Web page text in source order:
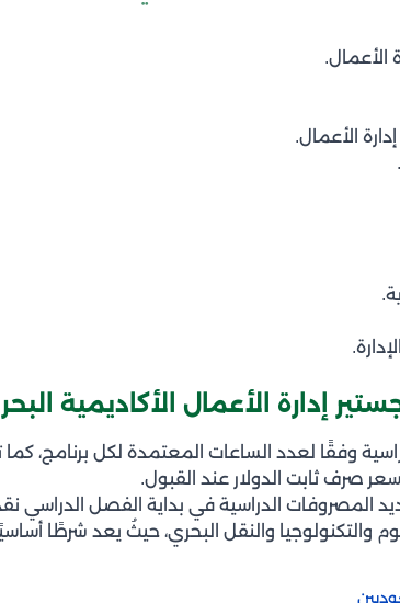
الأعمال.
الأعمال.
إدارة الأعمال الأكاديمية
وفقًا لعدد الساعات المعتمدة لكل برنامج،
صرف ثابت الدولار عند القبول.
المصروفات الدراسية في بداية الفصل الدراسي
والتكنولوجيا والنقل البحري، حيثُ يعد شرطًا